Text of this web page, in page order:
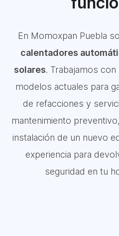
En Momoxpan Puebla
calentadores
solares. Trabajamos
modelos actuales para
de refacciones y
mantenimiento
instalación de un nuevo
experiencia para
seguridad en tu